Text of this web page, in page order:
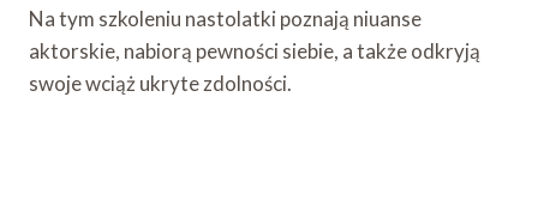
Na tym szkoleniu nastolatki poznają niuanse
aktorskie, nabiorą pewności siebie, a także odkryją
swoje wciąż ukryte zdolności.